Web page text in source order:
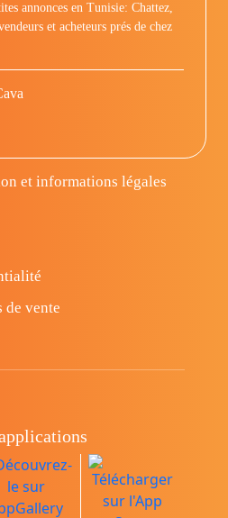
annonces en Tunisie: Chattez,
et acheteurs prés de chez
et informations légales
de vente